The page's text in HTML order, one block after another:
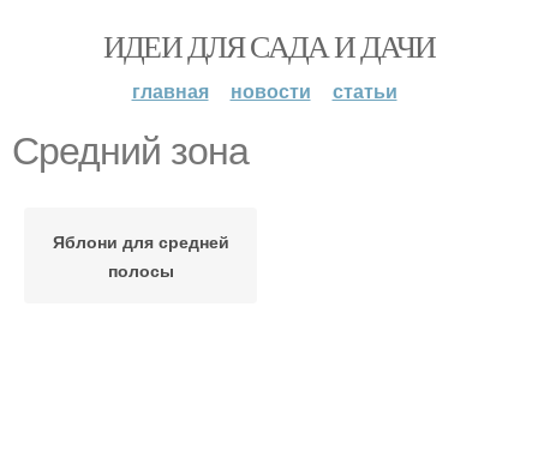
ИДЕИ ДЛЯ САДА И ДАЧИ
главная новости статьи
Средний зона
Яблони для средней
полосы